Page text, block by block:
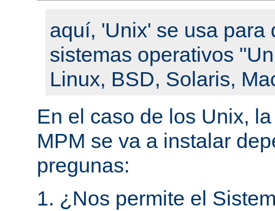
aquí, 'Unix' se usa para
sistemas operativos
Linux, BSD, Solaris,
En el caso de los Unix,
MPM se va a instalar
pregunas:
1. ¿Nos permite el